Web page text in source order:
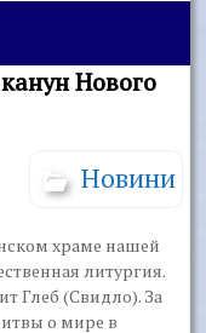
Нового
Новини
храме нашей
литургия.
Глеб (Свидло). За
о мире в